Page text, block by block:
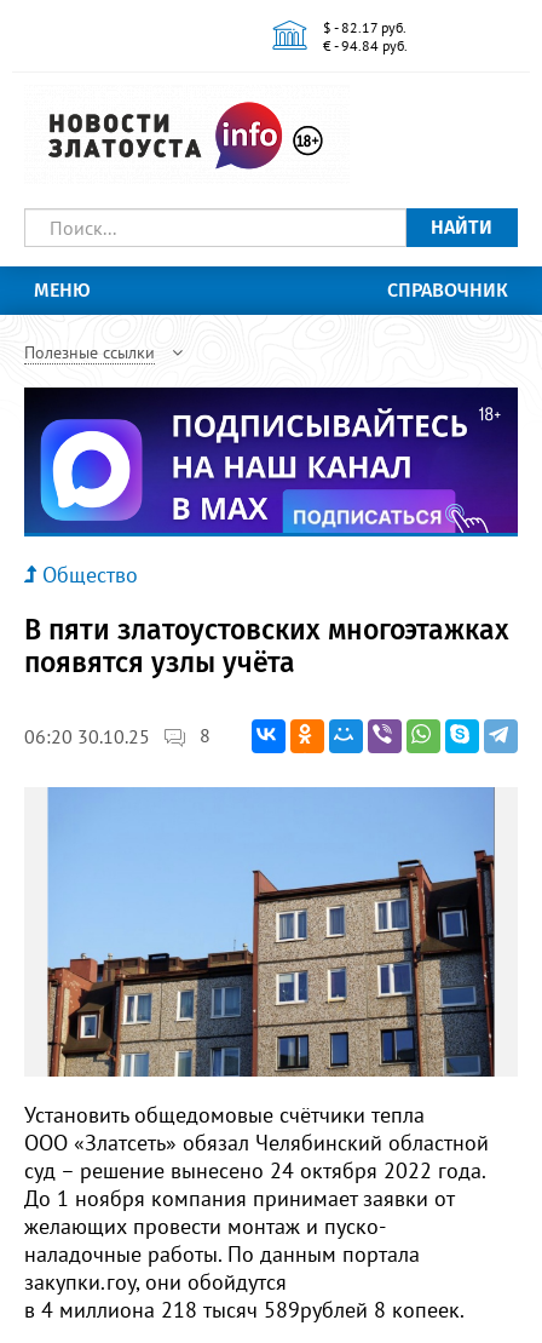
$ - 82.17 руб.
€ - 94.84 руб.
НАЙТИ
МЕНЮ СПРАВОЧНИК
Полезные ссылки
Общество
В пяти златоустовских многоэтажках
появятся узлы учёта
06:20 30.10.25 8
Установить общедомовые счётчики тепла
ООО «Златсеть» обязал Челябинский областной
суд – решение вынесено 24 октября 2022 года.
До 1 ноября компания принимает заявки от
желающих провести монтаж и пуско-
наладочные работы. По данным портала
закупки.гоу, они обойдутся
в 4 миллиона 218 тысяч 589рублей 8 копеек.